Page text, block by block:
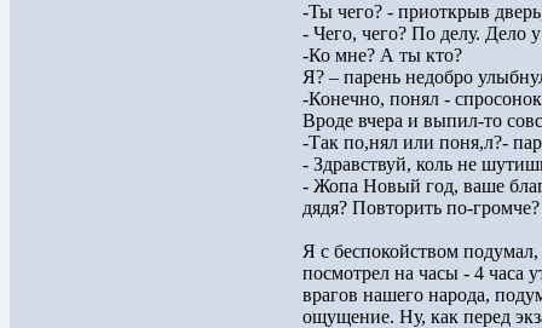
-Ты чего? - приоткрыв
- Чего, чего? По делу. Дело
-Ко мне? А ты кто?
Я? – парень недобро
-Конечно, понял -
Вроде вчера и выпил-то
-Так по,нял или поня,л?-
- Здравствуй, коль не
- Жопа Новый год, ваше
дядя? Повторить по-громче?
Я с беспокойством подумал,
посмотрел на часы - 4 часа
врагов нашего народа,
ощущение. Ну, как перед